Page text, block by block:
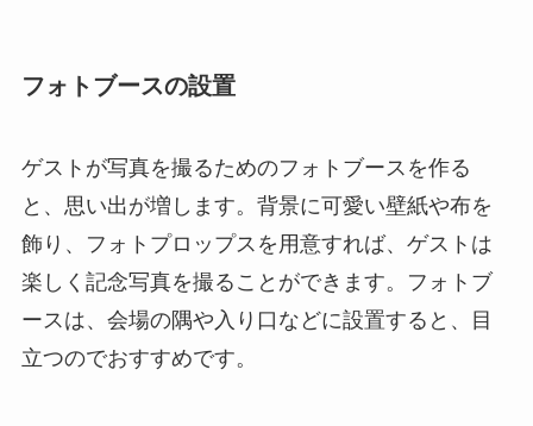
フォトブースの設置
ゲストが写真を撮るためのフォトブースを作る
と、思い出が増します。背景に可愛い壁紙や布を
飾り、フォトプロップスを用意すれば、ゲストは
楽しく記念写真を撮ることができます。フォトブ
ースは、会場の隅や入り口などに設置すると、目
立つのでおすすめです。